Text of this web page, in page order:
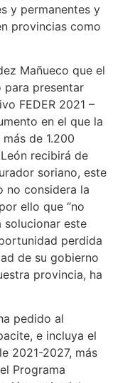
y permanentes y
provincias como
Mañueco que el
presentar
FEDER 2021 –
en el que la
de 1.200
recibirá de
soriano, este
no considera la
ello que “no
solucionar este
perdida
de su gobierno
provincia, ha
pedido al
e incluya el
2021-2027, más
Programa